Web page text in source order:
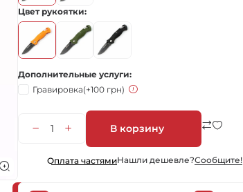
Цвет рукоятки
Дополнительные услуги
Гравировка(+100 грн)
В корзину
Оплата частямиНашли дешевле?Сообщите!